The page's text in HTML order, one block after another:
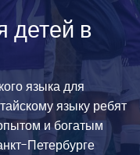
детей в
языка для
языку ребят
и богатым
Петербурге